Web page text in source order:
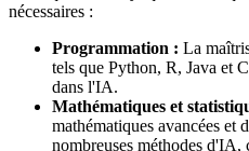
nécessaires :
Programmation : La
tels que Python, R, Java et
dans l'IA.
Mathématiques et
mathématiques avancées et
nombreuses méthodes d'IA,